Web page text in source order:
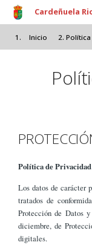
Pasar al
Cardeñuela
Inicio Política
Política de Privacidad
Los datos de carácter
tratados de
Protección de Datos
diciembre, de
digitales.